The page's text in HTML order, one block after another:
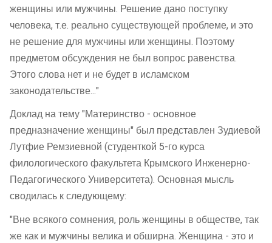
женщины или мужчины. Решение дано поступку
человека, т.е. реально существующей проблеме, и это
не решение для мужчины или женщины. Поэтому
предметом обсуждения не был вопрос равенства.
Этого слова нет и не будет в исламском
законодательстве..."
Доклад на тему "Материнство - основное
предназначение женщины" был представлен Зудиевой
Лутфие Ремзиевной (студенткой 5-го курса
филологического факультета Крымского Инженерно-
Педагогического Университета). Основная мысль
сводилась к следующему:
"Вне всякого сомнения, роль женщины в обществе, так
же как и мужчины велика и обширна. Женщина - это и